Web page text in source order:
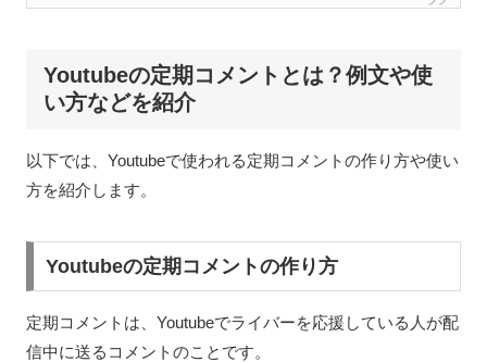
Youtubeの定期コメントとは？例文や使
い方などを紹介
以下では、Youtubeで使われる定期コメントの作り方や使い
方を紹介します。
Youtubeの定期コメントの作り方
定期コメントは、Youtubeでライバーを応援している人が配
信中に送るコメントのことです。